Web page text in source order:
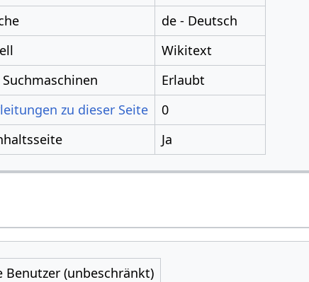
de - Deutsch
Wikitext
Erlaubt
zu dieser Seite
0
Ja
Benutzer (unbeschränkt)